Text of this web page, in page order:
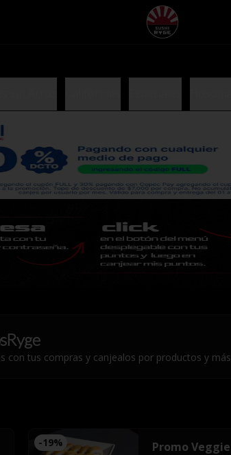
con tus compras y canjealos por productos y más
-19% Promo Veggie